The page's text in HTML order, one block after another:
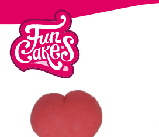
Was suchen Sie?